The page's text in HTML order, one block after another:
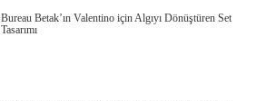
Bureau Betak’ın Valentino için Algıyı Dönüştüren Set
Tasarımı